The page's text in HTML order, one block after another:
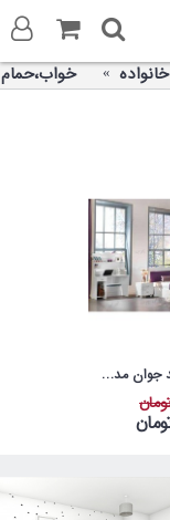
سرویس تخت و کمد جوان مدل ویولت